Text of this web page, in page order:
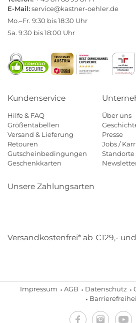
E-Mail:service@kastner-oehler.de
Mo.–Fr. 9:30 bis 18:30 Uhr
Sa. 9:30 bis 18:00 Uhr
Kundenservice
Hilfe & FAQ
Größentabellen
Versand & Lieferung
Retouren
Gutscheinbedingungen
Geschenkkarten
Über uns
Presse
Jobs /
Standorte
Unsere Zahlungsarten
Versandkostenfrei* ab €129,-
Impressum AGB Datenschutz